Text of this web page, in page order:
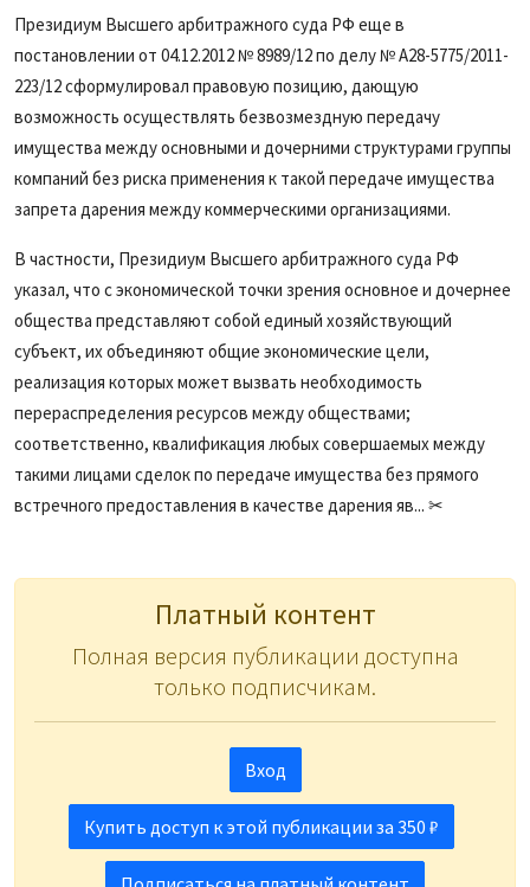
Президиум Высшего арбитражного суда РФ еще в
постановлении от 04.12.2012 № 8989/12 по делу № А28-5775/2011-
223/12 сформулировал правовую позицию, дающую
возможность осуществлять безвозмездную передачу
имущества между основными и дочерними структурами группы
компаний без риска применения к такой передаче имущества
запрета дарения между коммерческими организациями.
В частности, Президиум Высшего арбитражного суда РФ
указал, что с экономической точки зрения основное и дочернее
общества представляют собой единый хозяйствующий
субъект, их объединяют общие экономические цели,
реализация которых может вызвать необходимость
перераспределения ресурсов между обществами;
соответственно, квалификация любых совершаемых между
такими лицами сделок по передаче имущества без прямого
встречного предоставления в качестве дарения яв... ✂
Платный контент
Полная версия публикации доступна
только подписчикам.
Вход
Купить доступ к этой публикации за 350 ₽